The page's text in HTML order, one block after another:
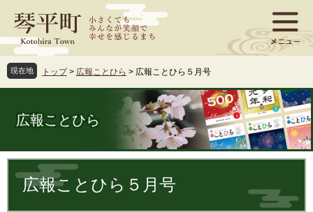
ジ
先
頭
ュ
を
飛
文
現在地 トップ > 広報ことひら > 広報ことひら５月号
広報ことひら
文
広報ことひら５月号